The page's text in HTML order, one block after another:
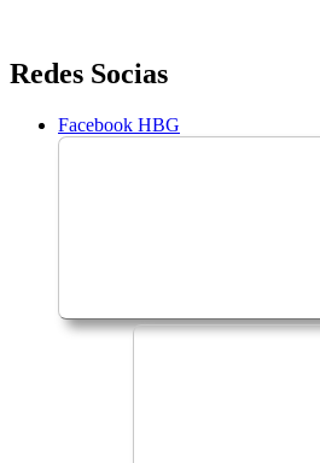
Saltar
para
conteúdo
Redes Socias
Facebook HBG